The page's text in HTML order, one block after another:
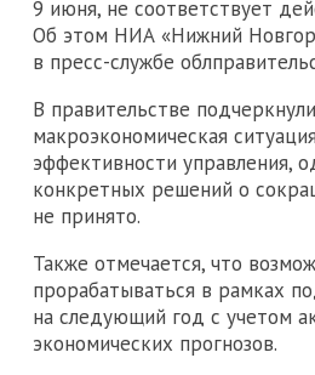
9 июня, не соответствует
Об этом НИА «Нижний
в пресс-службе
В правительстве
макроэкономическая
эффективности управления,
конкретных решений о
не принято.
Также отмечается, что
прорабатываться в рамках
на следующий год с учетом
экономических прогнозов.